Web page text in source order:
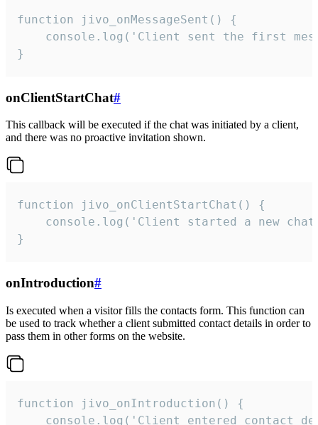
function jivo_onMessageSent() {
console.log('Client sent the first
}
onClientStartChat#
This callback will be executed if the chat was initiated by a client,
and there was no proactive invitation shown.
function jivo_onClientStartChat() {
console.log('Client started a new
}
onIntroduction#
Is executed when a visitor fills the contacts form. This function can
be used to track whether a client submitted contact details in order to
pass them in other forms on the website.
function jivo_onIntroduction() {
console.log('Client entered contact